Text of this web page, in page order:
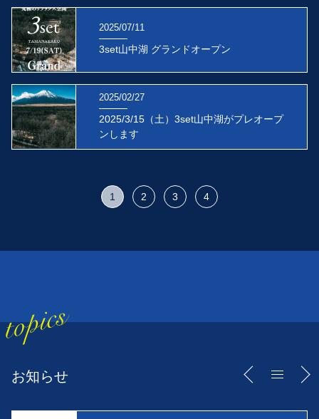
2025/07/11
3set山中湖 グランドオープン
2025/02/27
2025/3/15（土）3set山中湖がプレオープ
ンします
1 2 3 4
お知らせ